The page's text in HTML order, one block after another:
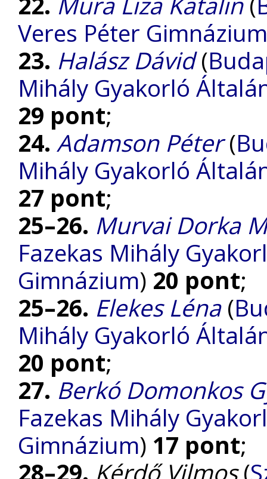
Veres Péter Gimnázium
23. Halász Dávid(
Mihály Gyakorló
29 pont;
24. Adamson Péter(
Mihály Gyakorló
27 pont;
25–26. Murvai Dorka
Fazekas Mihály
Gimnázium) 20 pont;
25–26. Elekes Léna(
Mihály Gyakorló
20 pont;
27. Berkó Domonkos
Fazekas Mihály
Gimnázium) 17 pont;
28–29. Kérdő Vilmos(